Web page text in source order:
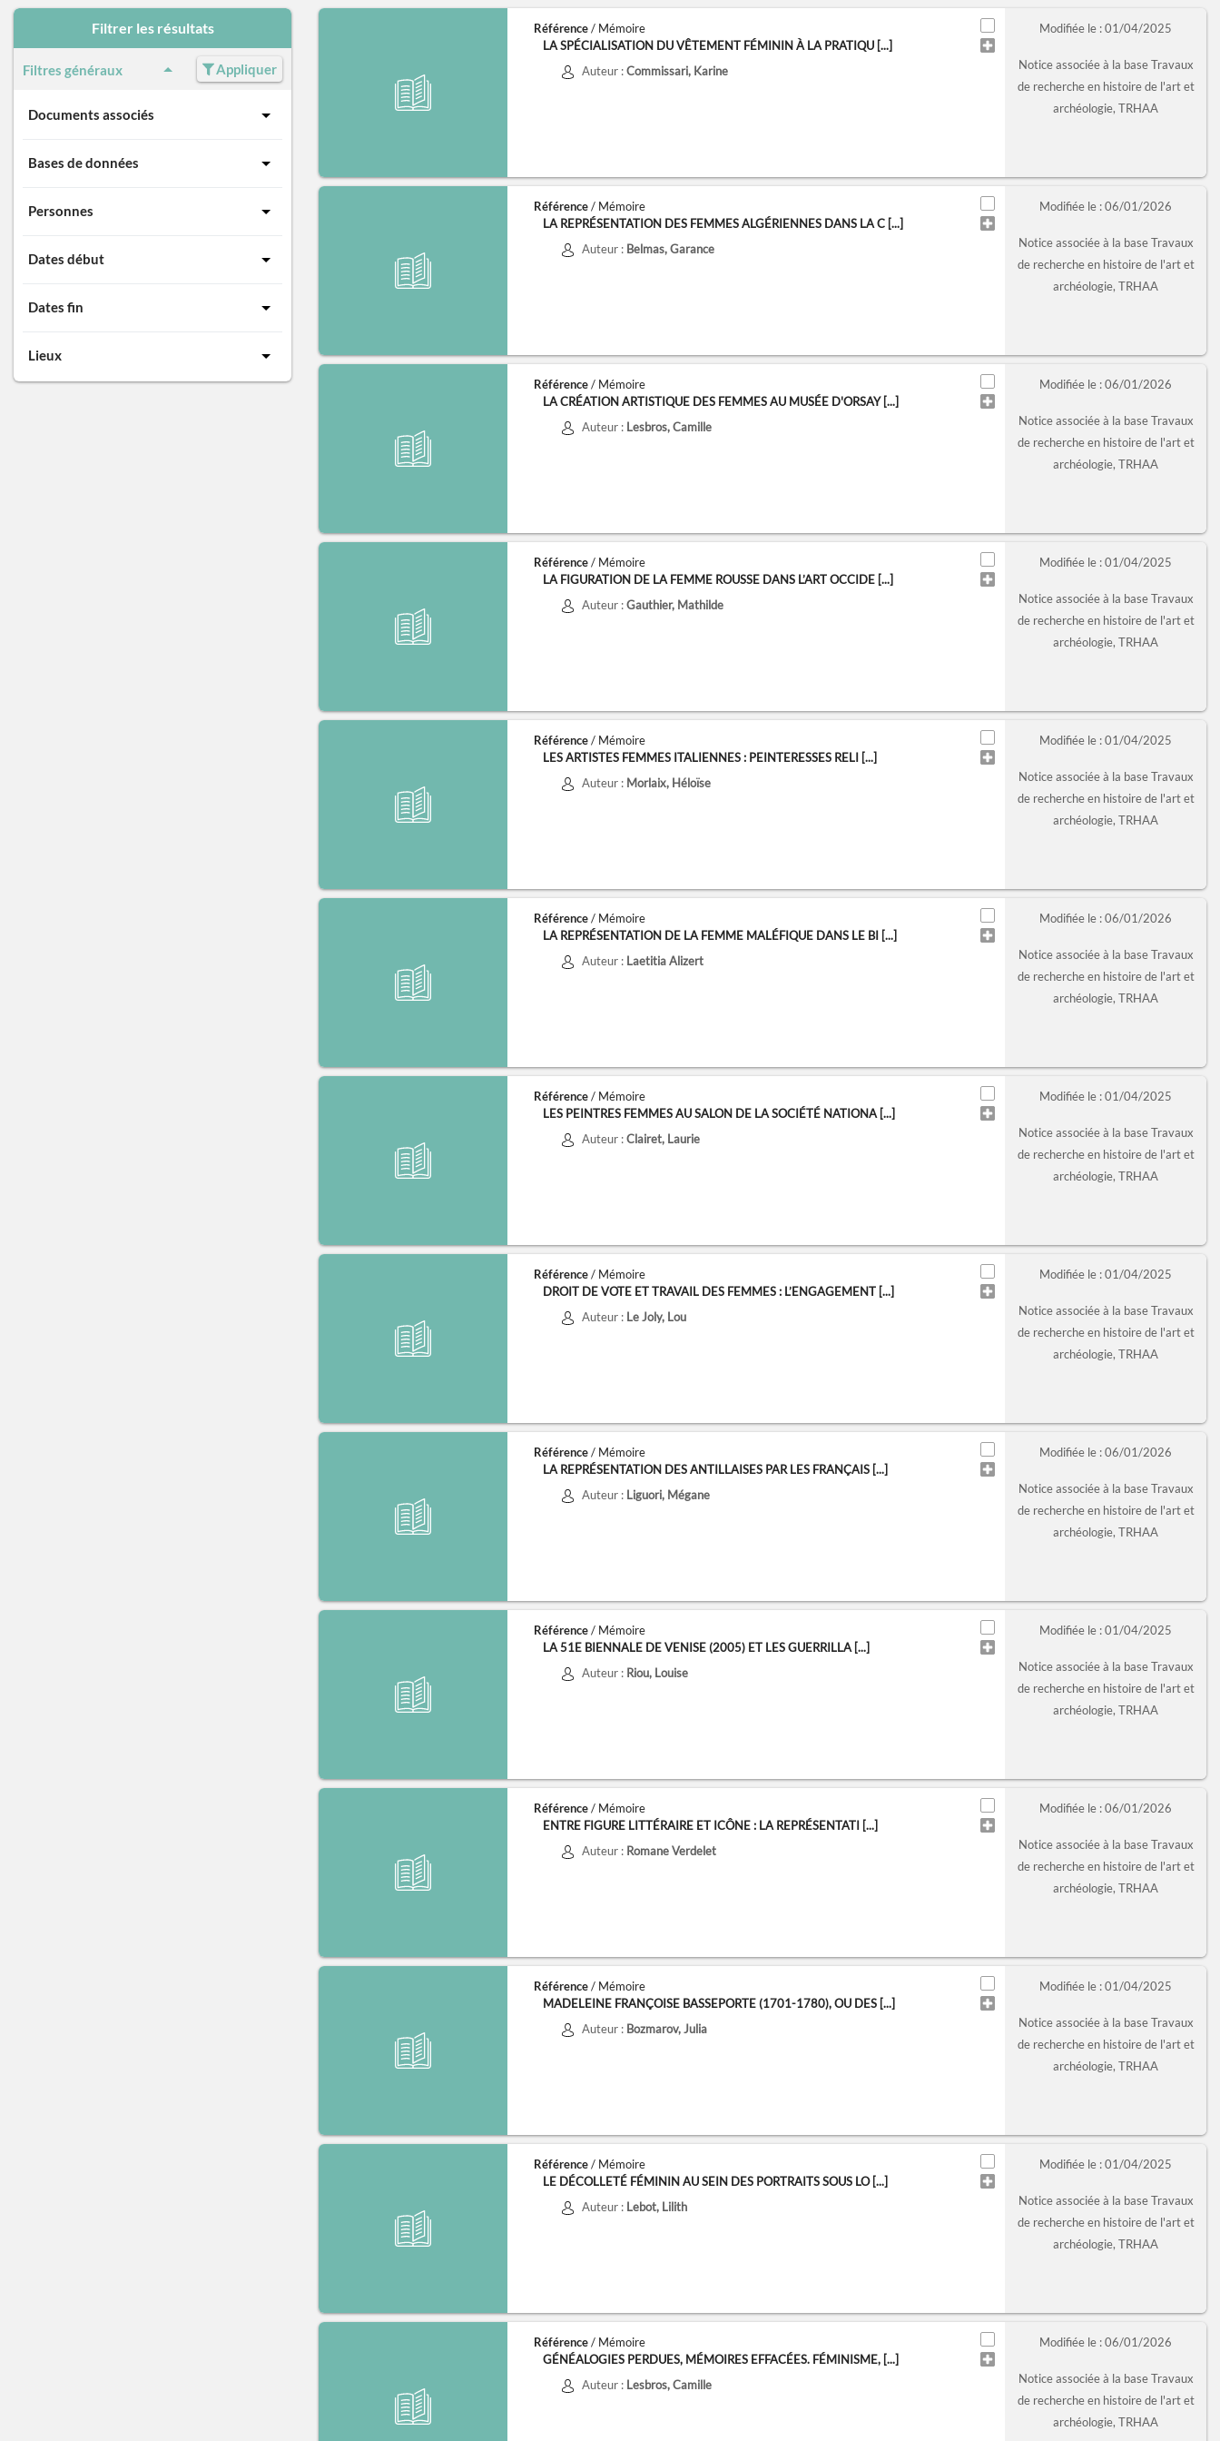
Filtrer les résultats
Filtres généraux Appliquer
Documents associés
Bases de données
Personnes
Dates début
Dates fin
Lieux
Référence/ Mémoire
LA SPÉCIALISATION DU VÊTEMENT FÉMININ À LA PRATIQU [...]
Auteur :Commissari, Karine
Modifiée le : 01/04/2025
Notice associée à la base Travaux
de recherche en histoire de l'art et
archéologie, TRHAA
Référence/ Mémoire
LA REPRÉSENTATION DES FEMMES ALGÉRIENNES DANS LA C [...]
Auteur : Belmas, Garance
Modifiée le : 06/01/2026
Notice associée à la base Travaux
de recherche en histoire de l'art et
archéologie, TRHAA
Référence/ Mémoire
LA CRÉATION ARTISTIQUE DES FEMMES AU MUSÉE D'ORSAY [...]
Auteur : Lesbros, Camille
Modifiée le : 06/01/2026
Notice associée à la base Travaux
de recherche en histoire de l'art et
archéologie, TRHAA
Référence/ Mémoire
LA FIGURATION DE LA FEMME ROUSSE DANS L’ART OCCIDE [...]
Auteur :Gauthier, Mathilde
Modifiée le : 01/04/2025
Notice associée à la base Travaux
de recherche en histoire de l'art et
archéologie, TRHAA
Référence/ Mémoire
LES ARTISTES FEMMES ITALIENNES : PEINTERESSES RELI [...]
Auteur : Morlaix, Héloïse
Modifiée le : 01/04/2025
Notice associée à la base Travaux
de recherche en histoire de l'art et
archéologie, TRHAA
Référence/ Mémoire
LA REPRÉSENTATION DE LA FEMME MALÉFIQUE DANS LE BI [...]
Auteur : Laetitia Alizert
Modifiée le : 06/01/2026
Notice associée à la base Travaux
de recherche en histoire de l'art et
archéologie, TRHAA
Référence/ Mémoire
LES PEINTRES FEMMES AU SALON DE LA SOCIÉTÉ NATIONA [...]
Auteur :Clairet, Laurie
Modifiée le : 01/04/2025
Notice associée à la base Travaux
de recherche en histoire de l'art et
archéologie, TRHAA
Référence/ Mémoire
DROIT DE VOTE ET TRAVAIL DES FEMMES : L’ENGAGEMENT [...]
Auteur : Le Joly, Lou
Modifiée le : 01/04/2025
Notice associée à la base Travaux
de recherche en histoire de l'art et
archéologie, TRHAA
Référence/ Mémoire
LA REPRÉSENTATION DES ANTILLAISES PAR LES FRANÇAIS [...]
Auteur : Liguori, Mégane
Modifiée le : 06/01/2026
Notice associée à la base Travaux
de recherche en histoire de l'art et
archéologie, TRHAA
Référence/ Mémoire
LA 51E BIENNALE DE VENISE (2005) ET LES GUERRILLA [...]
Auteur : Riou, Louise
Modifiée le : 01/04/2025
Notice associée à la base Travaux
de recherche en histoire de l'art et
archéologie, TRHAA
Référence/ Mémoire
ENTRE FIGURE LITTÉRAIRE ET ICÔNE : LA REPRÉSENTATI [...]
Auteur : Romane Verdelet
Modifiée le : 06/01/2026
Notice associée à la base Travaux
de recherche en histoire de l'art et
archéologie, TRHAA
Référence/ Mémoire
MADELEINE FRANÇOISE BASSEPORTE (1701-1780), OU DES [...]
Auteur : Bozmarov, Julia
Modifiée le : 01/04/2025
Notice associée à la base Travaux
de recherche en histoire de l'art et
archéologie, TRHAA
Référence/ Mémoire
LE DÉCOLLETÉ FÉMININ AU SEIN DES PORTRAITS SOUS LO [...]
Auteur : Lebot, Lilith
Modifiée le : 01/04/2025
Notice associée à la base Travaux
de recherche en histoire de l'art et
archéologie, TRHAA
Référence/ Mémoire
GÉNÉALOGIES PERDUES, MÉMOIRES EFFACÉES. FÉMINISME, [...]
Auteur : Lesbros, Camille
Modifiée le : 06/01/2026
Notice associée à la base Travaux
de recherche en histoire de l'art et
archéologie, TRHAA